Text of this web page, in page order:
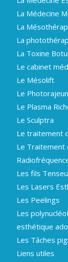
La Médecine
La
La
La Toxine
Le cabinet
Le Mésolift
Le
Le Plasma
Le Sculptra
Le traitement
Le Traitement
Les fils
Les Lasers
Les Peelings
Les
esthétique
Les Tâches
Liens utiles